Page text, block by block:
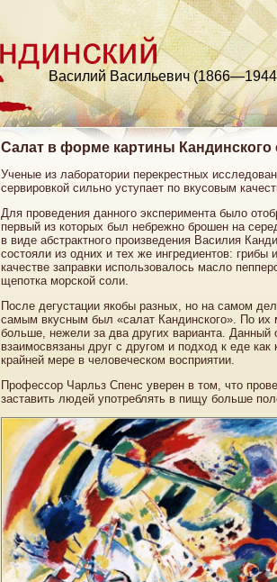
Василий Васильевич
Салат в форме картины
Ученые из лаборатории перекрестных
сервировкой сильно уступает по вкусовым
Для проведения данного эксперимента было
первый из которых был небрежно брошен на
в виде абстрактного произведения Василия
состояли из одних и тех же ингредиентов:
качестве заправки использовалось масло
щепотка морской соли.
После дегустации якобы разных, но на самом
самым вкусным был «салат Кандинского». По их
больше, нежели за два других варианта. Данный
взаимосвязаны друг с другом и подход к еде
крайней мере в человеческом восприятии.
Профессор Чарльз Спенс уверен в том, что
заставить людей употреблять в пищу больше